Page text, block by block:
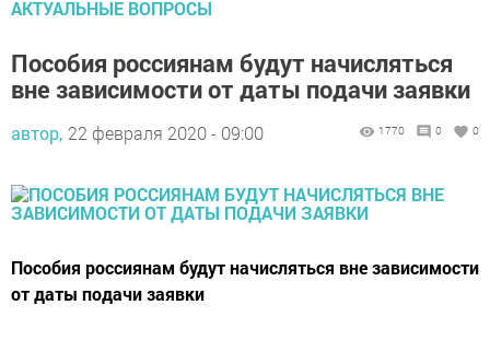
АКТУАЛЬНЫЕ ВОПРОСЫ
Пособия россиянам будут начисляться
вне зависимости от даты подачи заявки
автор, 22 февраля 2020 - 09:00 1770 0 0
Пособия россиянам будут начисляться вне зависимости
от даты подачи заявки